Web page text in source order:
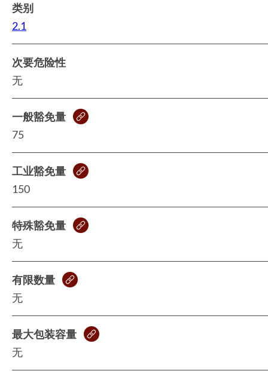
类别
2.1
次要危险性
无
一般豁免量
75
工业豁免量
150
特殊豁免量
无
有限数量
无
最大包装容量
无